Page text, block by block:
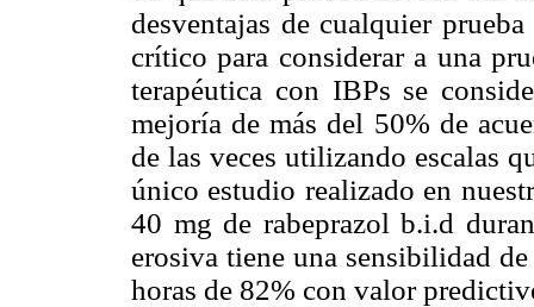
desventajas de cualquier
crítico para considerar a una
terapéutica con IBPs se
mejoría de más del 50% de
de las veces utilizando escalas
único estudio realizado en
40 mg de rabeprazol b.i.d
erosiva tiene una sensibilidad
horas de 82% con valor